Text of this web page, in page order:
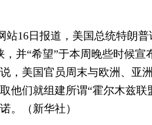
站16日报道，美国总统特朗
，并“希望”于本周晚些时候
，美国官员周末与欧洲、亚
他们就组建所谓“霍尔木兹联
。（新华社）